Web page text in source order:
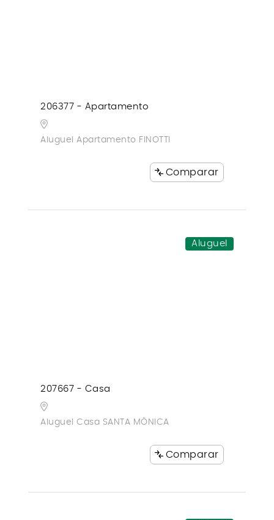
206377 - Apartamento
Aluguel Apartamento FINOTTI
Comparar
Aluguel
207667 - Casa
Aluguel Casa SANTA MÔNICA
Comparar